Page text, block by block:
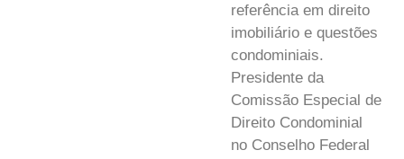
referência em direito
imobiliário e questões
condominiais.
Presidente da
Comissão Especial de
Direito Condominial
no Conselho Federal